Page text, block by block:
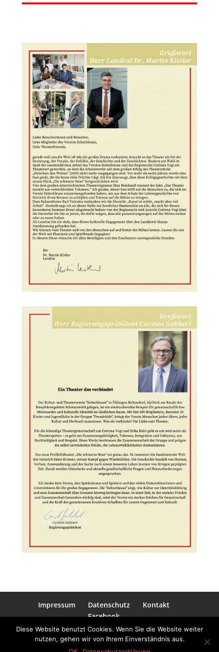
Impressum Datenschutz
Kontakt
Facebook
2018 Zeitschleuse e.V. • Alle Rechte
Diese Website benutzt Cookies. Wenn Sie die Website weiter
nutzen, gehen wir von Ihrem Einverständnis aus.